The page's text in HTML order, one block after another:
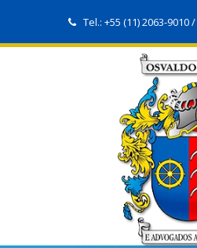
Tel.: +55 (11) 2063-9010/